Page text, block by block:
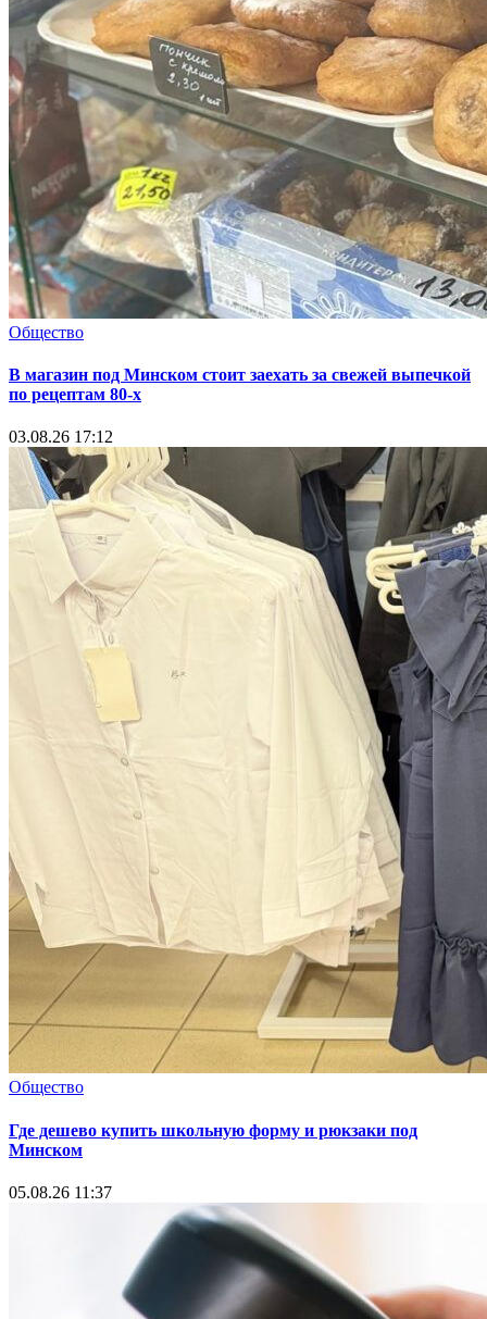
Общество
В магазин под Минском стоит заехать за свежей выпечкой
по рецептам 80-х
03.08.26 17:12
Общество
Где дешево купить школьную форму и рюкзаки под
Минском
05.08.26 11:37